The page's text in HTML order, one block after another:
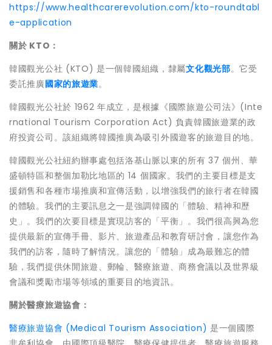
https://www.healthcarerevolution.com/kto-roundtabl
e-application
關於 KTO ：
韓國觀光公社 (KTO) 是一個韓國組織，隸屬文化觀光部。它受
委託推廣國家的旅遊業。
韓國觀光公社於 1962 年成立，是根據《國際旅遊公司法》(Inte
rnational Tourism Corporation Act) 負責韓國旅遊業的政
府投資公司。該組織將韓國推廣為吸引外國遊客的旅遊目的地。
韓國觀光公社紐約辦事處包括洛基山脈以東的所有 37 個州、華
盛頓特區和整個加勒比地區的 14 個國家。我們的主要目標是支
援銷售和各種市場推廣和宣傳活動，以增強我們的旅行者在韓國
的體驗。我們的主要訊息之一是強調韓國的「體驗、精神和歷
史」。我們的次要目標是實現訪客的「平衡」。我們很高興為您
提供最新的宣傳手冊、影片、旅遊產品和教育研討會，讓您作為
我們的訪客，隨時了解情況。讓您的「體驗」成為最難忘的體
驗，我們提供休閒旅遊、郵輪、醫療旅遊、商務會議以及世界級
會議和獎勵市場等領域的重要目的地資訊。
關於醫療旅遊協會：
醫療旅遊協會 (Medical Tourism Association) 是一個國際